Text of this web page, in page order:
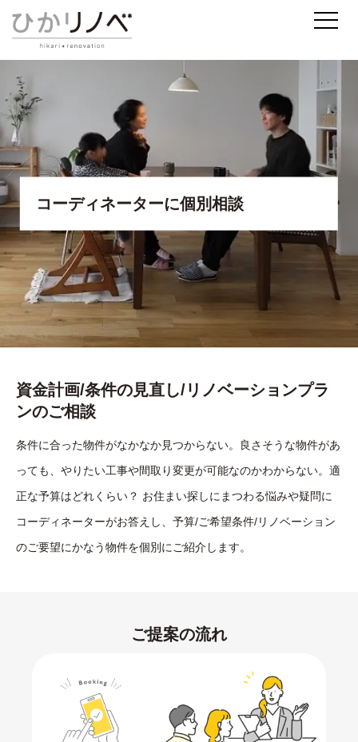
コーディネーターに個別相談
資金計画/条件の見直し/リノベーションプラ
ンのご相談
条件に合った物件がなかなか見つからない。良さそうな物件があ
っても、やりたい工事や間取り変更が可能なのかわからない。適
正な予算はどれくらい？ お住まい探しにまつわる悩みや疑問に
コーディネーターがお答えし、予算/ご希望条件/リノベーション
のご要望にかなう物件を個別にご紹介します。
ご提案の流れ